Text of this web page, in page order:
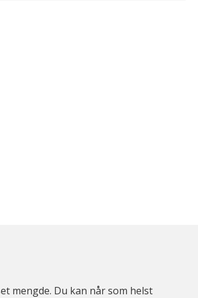
mengde. Du kan når som helst